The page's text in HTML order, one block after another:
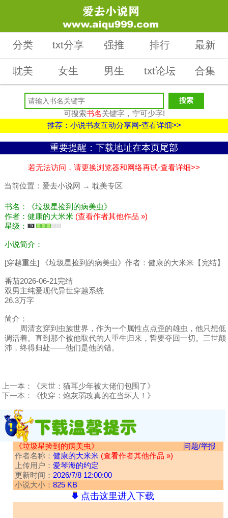
分类 txt分享 强推 排行 最新
耽美 女生 男生 txt论坛 合集
可搜索书名关键字，宁可少字!
推荐：小说书友互动分享网-查看详细>>
重要提醒：下载地址在本页尾部
若无法访问，请更换浏览器和网络再试-查看详细>>
当前位置： 爱去小说网 → 耽美专区
书名：《垃圾星捡到的病美虫》
作者：健康的大米米 (查看作者其他作品 »)
星级：
小说简介：
[穿越重生] 《垃圾星捡到的病美虫》作者：健康的大米米【完结】
番茄2026-06-21完结
双男主纯爱现代异世穿越系统
26.3万字
简介：
周清玄穿到虫族世界，作为一个属性点点歪的雄虫，他只想低
调活着。直到那个被他取代的人重生归来，誓要夺回一切。三世颠
沛，终得归处——他们是他的锚。
上一本：
《末世：猫耳少年被大佬们包围了》
下一本：
《快穿：炮灰弱攻真的在当坏人！》
《垃圾星捡到的病美虫》
问题/举报
作者名称： 健康的大米米 (查看作者其他作品 »)
上传用户： 爱琴海的约定
更新时间： 2026/7/8 12:00:00
小说大小： 825 KB
点击这里进入下载